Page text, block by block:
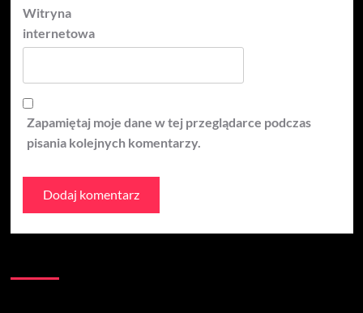
Witryna
internetowa
Zapamiętaj moje dane w tej przeglądarce podczas
pisania kolejnych komentarzy.